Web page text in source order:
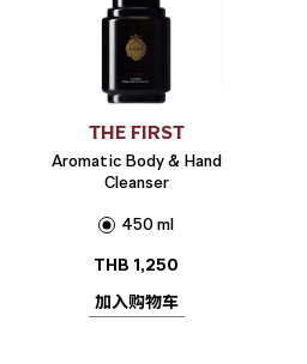
THE FIRST
Aromatic Body & Hand
Cleanser
450 ml
THB 1,250
加入购物车